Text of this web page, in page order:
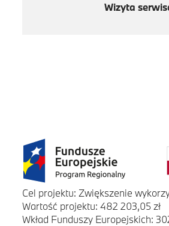
Wizyta
Cel projektu: Zwiększenie
Wartość projektu: 482 203,05 zł
Wkład Funduszy Europejskich: